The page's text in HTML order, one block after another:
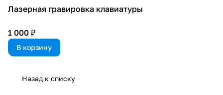
Лазерная гравировка клавиатуры
1 000 ₽
В корзину
Назад к списку